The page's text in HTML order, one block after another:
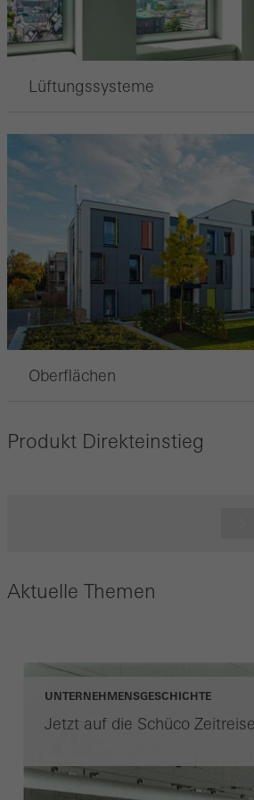
Lüftungssysteme
Oberflächen
Produkt Direkteinstieg
Aktuelle Themen
UNTERNEHMENSGESCHICHTE
Jetzt auf die Schüco
verwendet, die Nutzerfreundlichkeit der
Nutzererlebnis zu verbessern. Sie
Marketing / Drittanbieter Cookies
Marketing Cookies werden von
personalisierte und ansprechende
Nutzer anzuzeigen. Sie tun dies, indem sie
Webseiten hinweg verfolgen. Dabei
Drittanbietern eingebunden, die ihren
erbringen.